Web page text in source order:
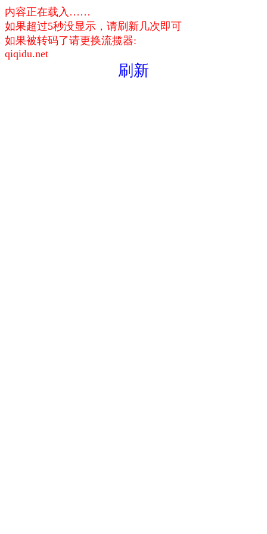
内容正在载入……
如果超过5秒没显示，请刷新几次即可
如果被转码了请更换流揽器:
qiqidu.net
刷新